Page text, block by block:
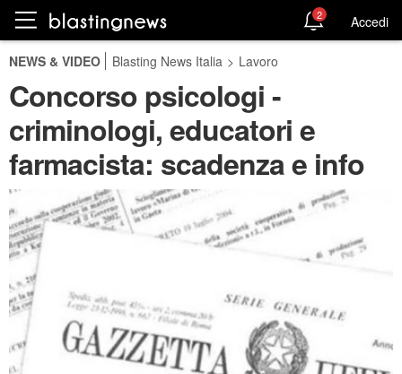
2 Accedi
NEWS & VIDEO Blasting News Italia > Lavoro
Concorso psicologi -
criminologi, educatori e
farmacista: scadenza e info